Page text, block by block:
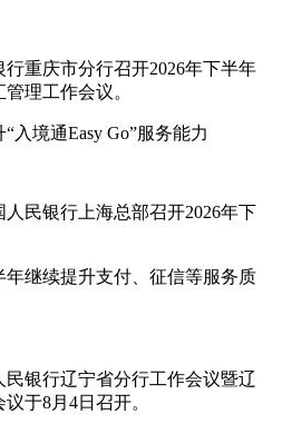
重庆市分行召开2026年下半年
理工作会议。
入境通Easy Go”服务能力
人民银行上海总部召开2026年下
年继续提升支付、征信等服务质
民银行辽宁省分行工作会议暨辽
于8月4日召开。